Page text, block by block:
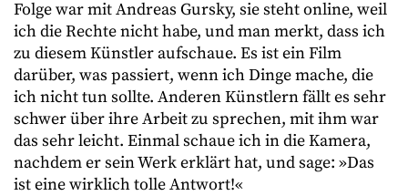
Folge war mit Andreas Gursky, sie steht online, weil
ich die Rechte nicht habe, und man merkt, dass ich
zu diesem Künstler aufschaue. Es ist ein Film
darüber, was passiert, wenn ich Dinge mache, die
ich nicht tun sollte. Anderen Künstlern fällt es sehr
schwer über ihre Arbeit zu sprechen, mit ihm war
das sehr leicht. Einmal schaue ich in die Kamera,
nachdem er sein Werk erklärt hat, und sage: »Das
ist eine wirklich tolle Antwort!«